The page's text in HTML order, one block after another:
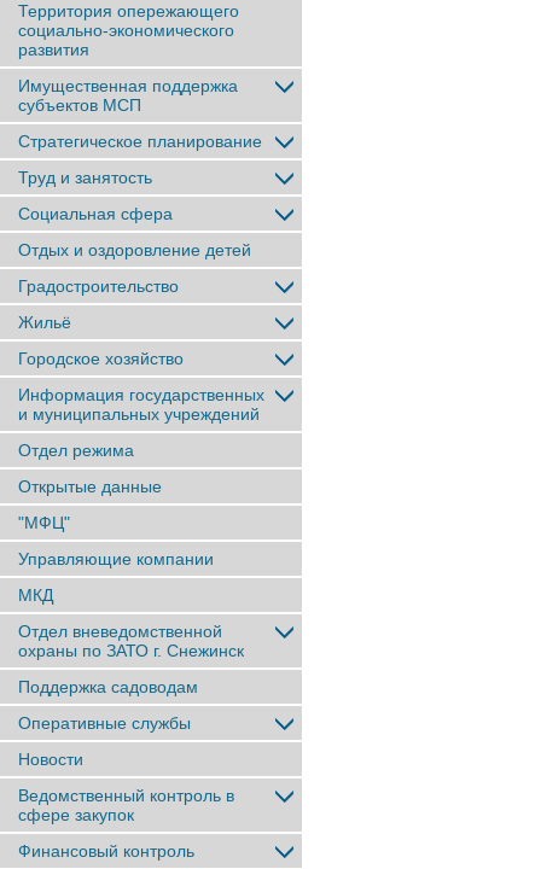
Территория опережающего
социально-экономического
развития
Имущественная поддержка
субъектов МСП
Стратегическое планирование
Труд и занятость
Социальная сфера
Отдых и оздоровление детей
Градостроительство
Жильё
Городское хозяйство
Информация государственных
и муниципальных учреждений
Отдел режима
Открытые данные
"МФЦ"
Управляющие компании
МКД
Отдел вневедомственной
охраны по ЗАТО г. Снежинск
Поддержка садоводам
Оперативные службы
Новости
Ведомственный контроль в
сфере закупок
Финансовый контроль